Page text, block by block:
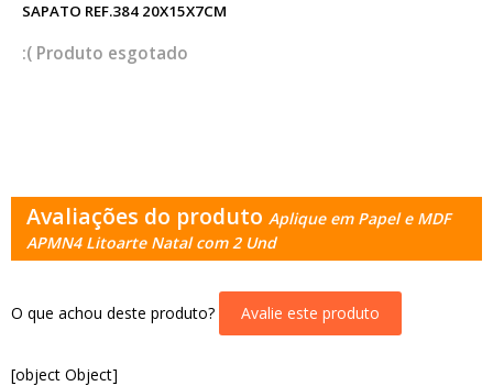
SAPATO REF.384 20X15X7CM
esgotado
Avaliações do produto Aplique em Papel e MDF
APMN4 Litoarte Natal com 2 Und
O que achou deste produto? Avalie este produto
[object Object]